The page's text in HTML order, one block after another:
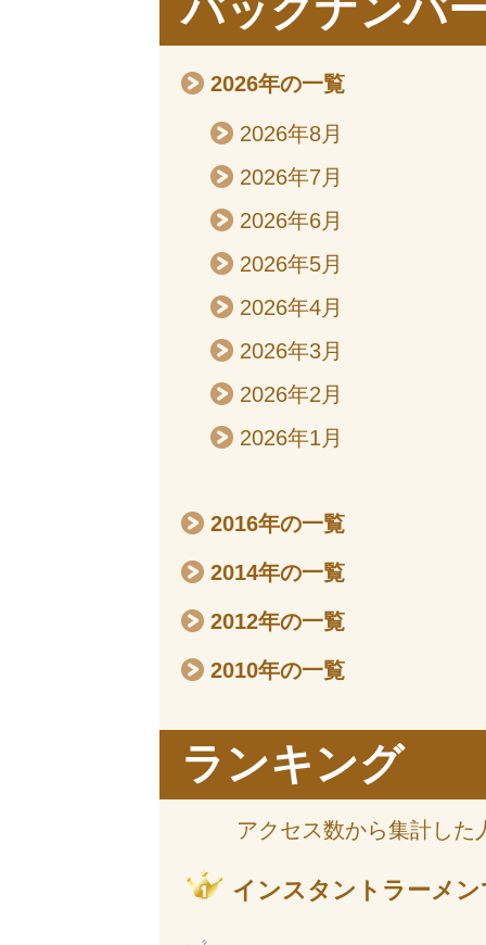
バックナンバ
2026年の一覧
2026年8月
2026年7月
2026年6月
2026年5月
2026年4月
2026年3月
2026年2月
2026年1月
2016年の一覧
2014年の一覧
2012年の一覧
2010年の一覧
ランキング
アクセス数から集計した
インスタントラーメ